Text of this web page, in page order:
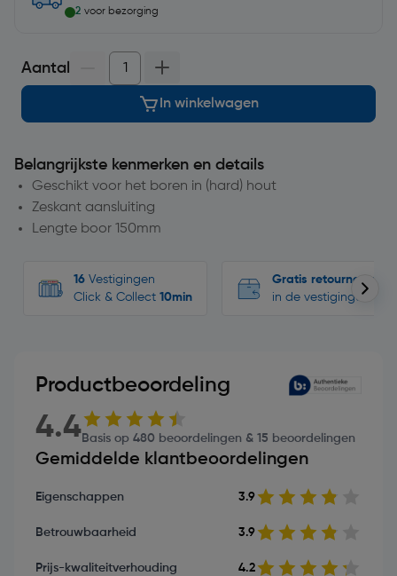
2 voor bezorging
Aantal
In winkelwagen
Belangrijkste kenmerken en details
Geschikt voor het boren in (hard) hout
Zeskant aansluiting
Lengte boor 150mm
16 Vestigingen
Click & Collect 10min
Gratis retourneren
in de vestigingen
Productbeoordeling
4.4Basis op 480 beoordelingen & 15 beoordelingen
Gemiddelde klantbeoordelingen
Eigenschappen 3.9
Betrouwbaarheid 3.9
Prijs-kwaliteitverhouding 4.2